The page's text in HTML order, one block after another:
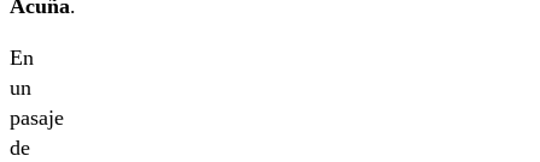
Acuña.
En
un
pasaje
de